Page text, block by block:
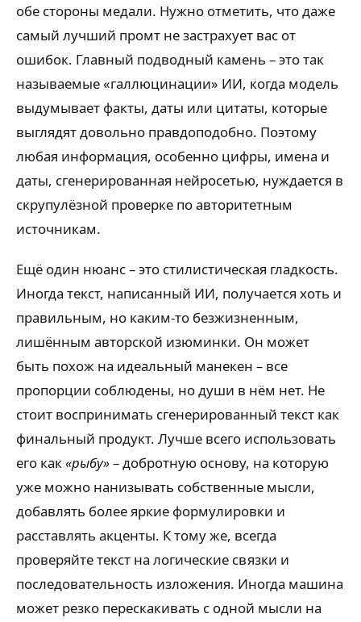
обе стороны медали. Нужно отметить, что даже
самый лучший промт не застрахует вас от
ошибок. Главный подводный камень – это так
называемые «галлюцинации» ИИ, когда модель
выдумывает факты, даты или цитаты, которые
выглядят довольно правдоподобно. Поэтому
любая информация, особенно цифры, имена и
даты, сгенерированная нейросетью, нуждается в
скрупулёзной проверке по авторитетным
источникам.
Ещё один нюанс – это стилистическая гладкость.
Иногда текст, написанный ИИ, получается хоть и
правильным, но каким-то безжизненным,
лишённым авторской изюминки. Он может
быть похож на идеальный манекен – все
пропорции соблюдены, но души в нём нет. Не
стоит воспринимать сгенерированный текст как
финальный продукт. Лучше всего использовать
его как«рыбу»– добротную основу, на которую
уже можно нанизывать собственные мысли,
добавлять более яркие формулировки и
расставлять акценты. К тому же, всегда
проверяйте текст на логические связки и
последовательность изложения. Иногда машина
может резко перескакивать с одной мысли на